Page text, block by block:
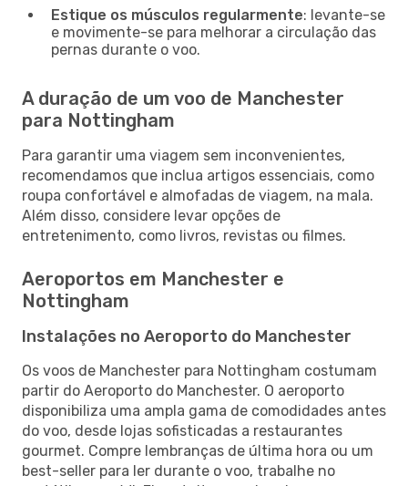
Estique os músculos regularmente: levante-se
e movimente-se para melhorar a circulação das
pernas durante o voo.
A duração de um voo de Manchester
para Nottingham
Para garantir uma viagem sem inconvenientes,
recomendamos que inclua artigos essenciais, como
roupa confortável e almofadas de viagem, na mala.
Além disso, considere levar opções de
entretenimento, como livros, revistas ou filmes.
Aeroportos em Manchester e
Nottingham
Instalações no Aeroporto do Manchester
Os voos de Manchester para Nottingham costumam
partir do Aeroporto do Manchester. O aeroporto
disponibiliza uma ampla gama de comodidades antes
do voo, desde lojas sofisticadas a restaurantes
gourmet. Compre lembranças de última hora ou um
best-seller para ler durante o voo, trabalhe no